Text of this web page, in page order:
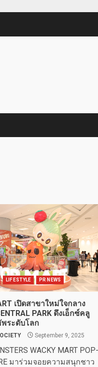
LIFESTYLE PR NEWS
เปิดสาขาใหม่ใจกลาง
PARK ดึงเอ็กซ์คลู
ระดับโลก
September 9, 2025
WACKY MART POP-
มาร่วมจอยความสนุกชาว